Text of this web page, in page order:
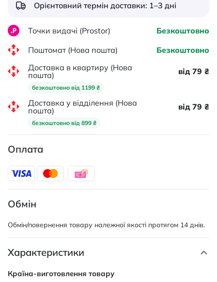
Орієнтовний термін доставки: 1–3 дні
Точки видачі (Prostor)
Безкоштовно
Поштомат (Нова пошта)
Безкоштовно
Доставка в квартиру (Нова
пошта)
безкоштовно від 1199 ₴
від 79 ₴
Доставка у відділення (Нова
пошта)
безкоштовно від 899 ₴
від 79 ₴
Оплата
Обмін
Обмін/повернення товару належної якості протягом 14 днів.
Характеристики
Характеристики